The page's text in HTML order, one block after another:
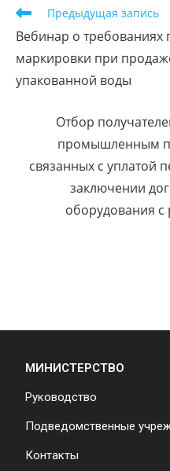
Предыдущая запись
Вебинар о требованиях
маркировки при
упакованной воды
Отбор
промышленным
связанных с уплатой
заключении
оборудования
МИНИСТЕРСТВО
Руководство
Подведомственные
Контакты